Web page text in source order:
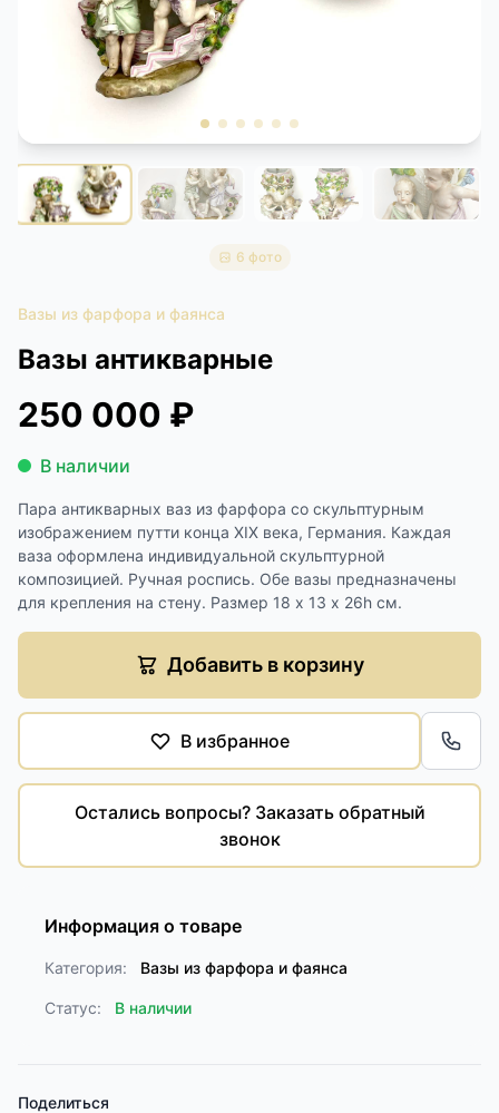
КОНТАКТЫ
ДОСТАВКА И ОПЛАТА
6 фото
Вазы из фарфора и фаянса
Вазы антикварные
250 000 ₽
В наличии
Пара антикварных ваз из фарфора со скульптурным
изображением путти конца ХIХ века, Германия. Каждая
ваза оформлена индивидуальной скульптурной
композицией. Ручная роспись. Обе вазы предназначены
для крепления на стену. Размер 18 х 13 х 26h см.
Добавить в корзину
В избранное
Остались вопросы? Заказать обратный
звонок
Информация о товаре
Категория: Вазы из фарфора и фаянса
Статус: В наличии
Поделиться